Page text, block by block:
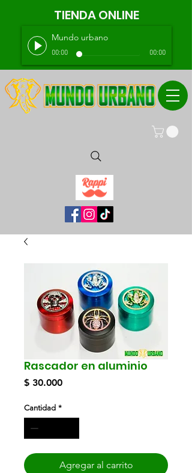
TIENDA ONLINE
Mundo urbano
00:00 00:00
Rascador en aluminio
$ 30.000Precio
Cantidad *
Agregar al carrito